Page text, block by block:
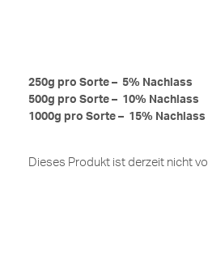
250g pro Sorte – 5% Nachlass
500g pro Sorte – 10% Nachlass
1000g pro Sorte – 15% Nachlass
Dieses Produkt ist derzeit nicht